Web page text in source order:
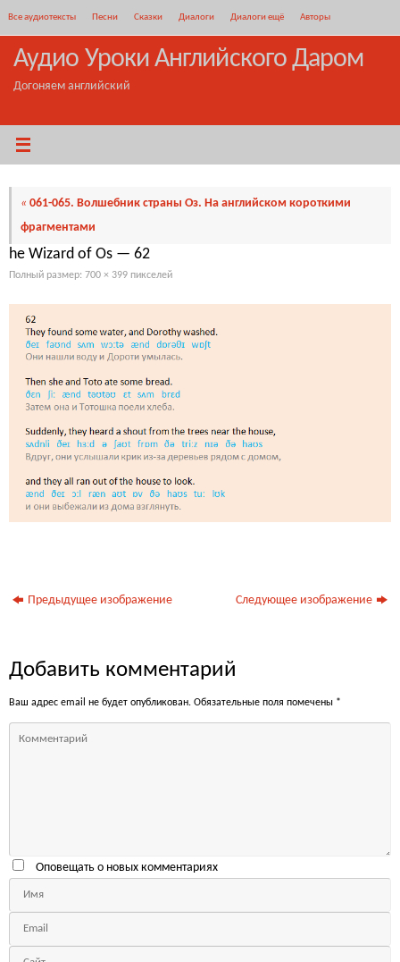
содержимому
Все аудиотексты Песни Сказки Диалоги Диалоги ещё Авторы
Аудио Уроки Английского Даром
Догоняем английский
« 061-065. Волшебник страны Оз. На английском короткими
фрагментами
he Wizard of Os — 62
Полный размер: 700 × 399 пикселей
Предыдущее изображение Следующее изображение
Добавить комментарий
Ваш адрес email не будет опубликован. Обязательные поля помечены *
Оповещать о новых комментариях